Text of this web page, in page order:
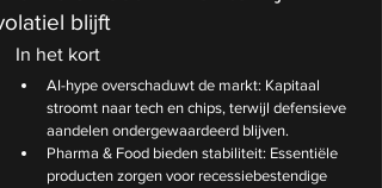
blijft
In het kort
AI-hype overschaduwt de markt: Kapitaal
stroomt naar tech en chips, terwijl defensieve
aandelen ondergewaardeerd blijven.
Pharma & Food bieden stabiliteit: Essentiële
producten zorgen voor recessiebestendige